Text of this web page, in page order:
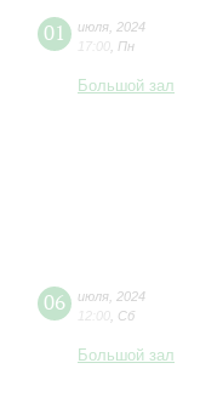
01 июля 2024
17:00 Пн
Большой зал
06 июля 2024
12:00 Сб
Большой зал